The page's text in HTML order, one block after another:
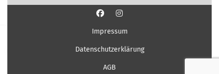
Impressum
Datenschutzerklärung
AGB